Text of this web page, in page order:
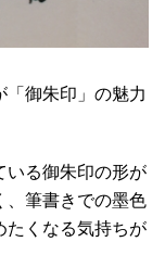
「御朱印」の魅力
いる御朱印の形が
、筆書きでの墨色
たくなる気持ちが